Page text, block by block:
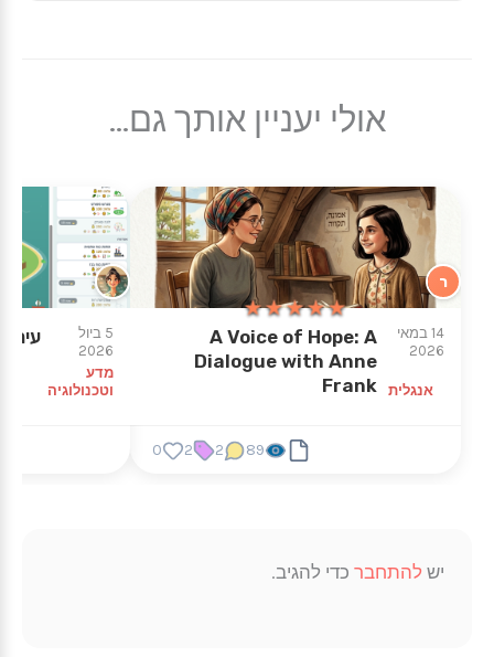
אולי יעניין אותך גם...
★★★★★
★★★★★
ר
14 במאי
2026
אנגלית
A Voice of Hope: A
Dialogue with Anne
Frank
89
2
2
0
5 ביול
2026
מדע
וטכנולוגיה
עיר
יש להתחבר כדי להגיב.